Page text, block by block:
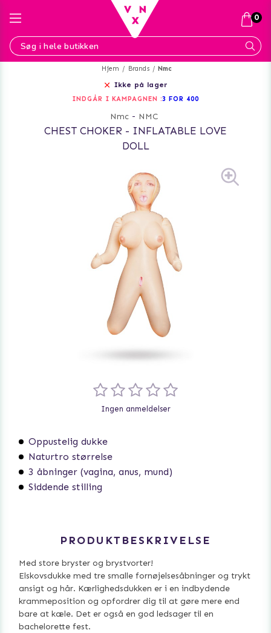
Hjem Brands Nmc
Ikke på lager
INDGÅR I KAMPAGNEN :3 FOR 400
Nmc - NMC
CHEST CHOKER - INFLATABLE LOVE
DOLL
Oppustelig dukke
Naturtro størrelse
3 åbninger (vagina, anus, mund)
Siddende stilling
Ingen anmeldelser
PRODUKTBESKRIVELSE
Med store bryster og brystvorter!
Elskovsdukke med tre smalle fornøjelsesåbninger og trykt
ansigt og hår. Kærlighedsdukken er i en indbydende
krammeposition og opfordrer dig til at gøre mere end
bare at kæle. Det er også en god ledsager til en
bachelorette fest.
0